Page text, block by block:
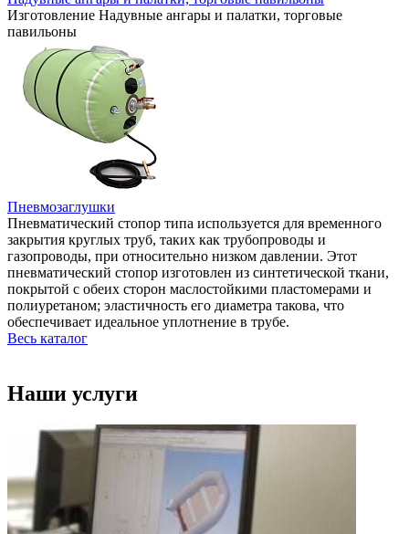
Изготовление Надувные ангары и палатки, торговые
павильоны
Пневмозаглушки
Пневматический стопор типа используется для временного
закрытия круглых труб, таких как трубопроводы и
газопроводы, при относительно низком давлении. Этот
пневматический стопор изготовлен из синтетической ткани,
покрытой с обеих сторон маслостойкими пластомерами и
полиуретаном; эластичность его диаметра такова, что
обеспечивает идеальное уплотнение в трубе.
Весь каталог
Наши услуги